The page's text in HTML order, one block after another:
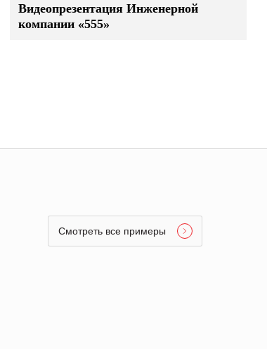
Видеопрезентация Инженерной
компании «555»
Смотреть все примеры